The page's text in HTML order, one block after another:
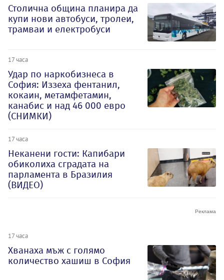
Столична община планира да
купи нови автобуси, тролеи,
трамваи и електробуси
17 часа
Удар по наркобизнеса в
София: Иззеха фентанил,
кокаин, метамфетамин,
канабис и над 46 000 евро
(СНИМКИ)
17 часа
Неканени гости: Капибари
обиколиха сградата на
парламента в Бразилия
(ВИДЕО)
17 часа
Хванаха мъж с голямо
количество хашиш в София